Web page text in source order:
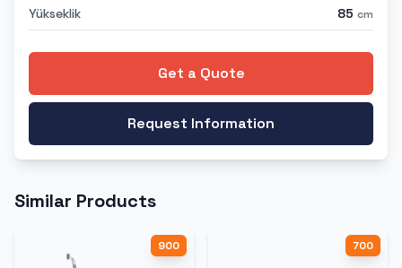
Yükseklik 85 cm
Get a Quote
Request Information
Similar Products
900 700